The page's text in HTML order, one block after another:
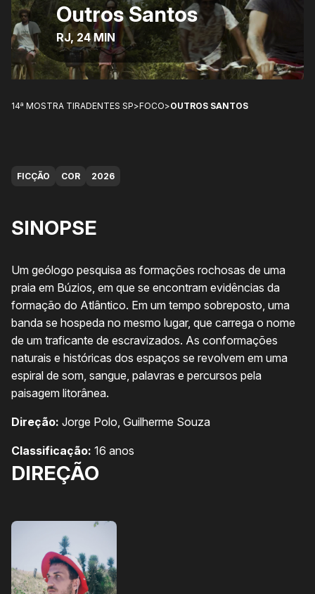
Outros Santos
RJ, 24 MIN
14ª MOSTRA TIRADENTES SP>FOCO>OUTROS SANTOS
FICÇÃO COR 2026
SINOPSE
Um geólogo pesquisa as formações rochosas de uma
praia em Búzios, em que se encontram evidências da
formação do Atlântico. Em um tempo sobreposto, uma
banda se hospeda no mesmo lugar, que carrega o nome
de um traficante de escravizados. As conformações
naturais e históricas dos espaços se revolvem em uma
espiral de som, sangue, palavras e percursos pela
paisagem litorânea.
Direção: Jorge Polo, Guilherme Souza
Classificação: 16 anos
DIREÇÃO